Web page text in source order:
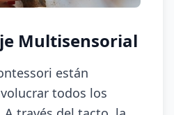
Multisensorial
están
todos los